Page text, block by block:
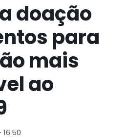
doação
para
mais
ao